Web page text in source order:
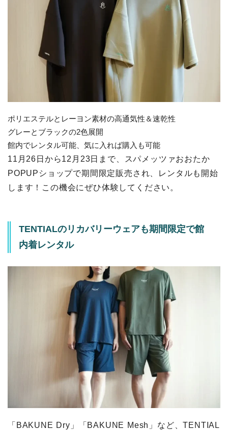
ポリエステルとレーヨン素材の高通気性＆速乾性
グレーとブラックの2色展開
館内でレンタル可能、気に入れば購入も可能
11月26日から12月23日まで、スパメッツァおおたか
POPUPショップで期間限定販売され、レンタルも開始
します！この機会にぜひ体験してください。
TENTIALのリカバリーウェアも期間限定で館
内着レンタル
「BAKUNE Dry」「BAKUNE Mesh」など、TENTIAL